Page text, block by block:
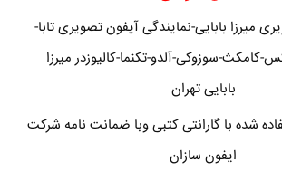
میرزا بابایی-نمایندگی آیفون تصویری تابا-
کامکث-سوزوکی-آلدو-تکنما-کالیوزدر میرزا
بابایی تهران
شده با گارانتی کتبی وبا ضمانت نامه شرکت
ایفون سازان